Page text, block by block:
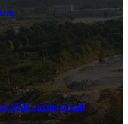
SKK экспортлый